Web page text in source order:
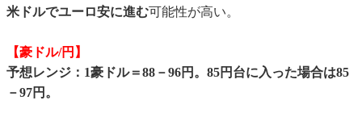
米ドルでユーロ安に進む可能性が高い。
【豪ドル/円】
予想レンジ：1豪ドル＝88－96円。85円台に入った場合は85
－97円。